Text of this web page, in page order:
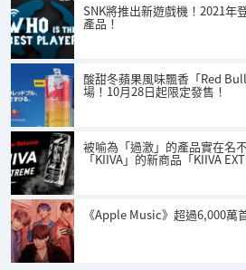
SNK將推出新遊戲機！2021年
產品！
酸甜冬蘋果風味飄香「Red
場！10月28日起限定發售！
被喻為「過激」的產品實在名
「KIIVA」的新商品「KIIVA
《Apple Music》超過6,000萬